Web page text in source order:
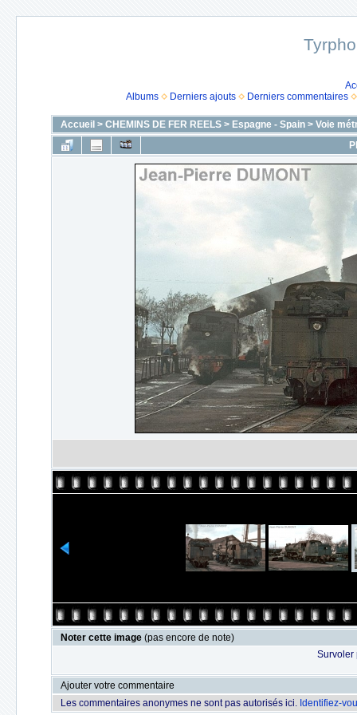
Albums
Derniers ajouts Derniers commentaires
Accueil > CHEMINS DE FER REELS> Espagne - Spain> Voie
Noter cette image (pas encore de note)
Survoler
Ajouter votre commentaire
Les commentaires anonymes ne sont pas autorisés ici. Identifiez-